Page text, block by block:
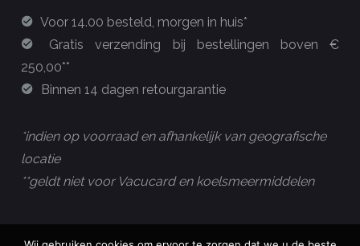
Voor 14.00 besteld, morgen in huis*
Gratis verzending bij bestellingen boven €
250,00**
Binnen 14 dagen retourgarantie
*indien op voorraad en afhankelijk van geografische
locatie
**geldt niet voor Vacucard en koelsmeermiddelen